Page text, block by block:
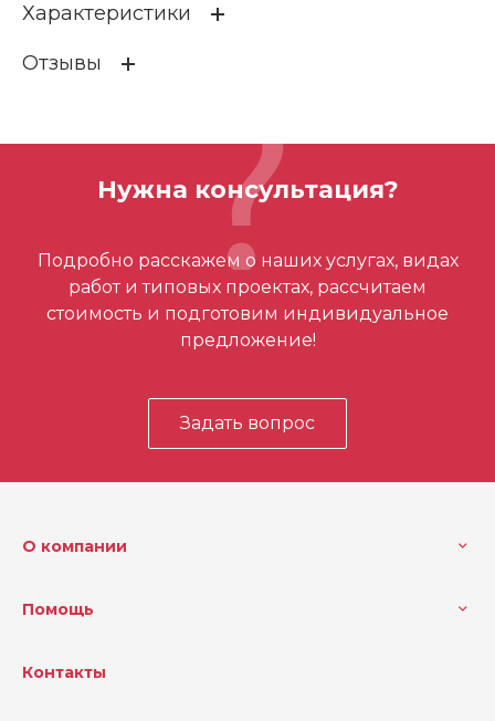
Характеристики
Код EAN
0.0135 кг
Отзывы
Отзывов ещё нет – ваш может стать
первым
Нужна консультация?
Подробно расскажем о наших услугах, видах
работ и типовых проектах, рассчитаем
стоимость и подготовим индивидуальное
предложение!
Задать вопрос
О компании
Помощь
Контакты